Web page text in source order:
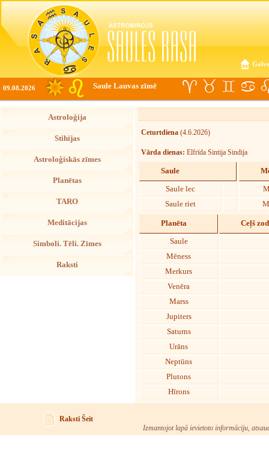
09.08.2026 Saule Lauvas zīmē
Astroloģija
Stihijas
Astroloģiskās zīmes
Planētas
TARO
Meditācijas
Simboli. Tēli. Zīmes
Raksti
Ceturtdiena (4.6.2026)
Vārda dienas: Elfrīda Sintija Sindija
Saule
Saule lec
Saule riet
Planēta Ceļš
Saule
Mēness
Merkurs
Venēra
Marss
Jupiters
Saturns
Urāns
Neptūns
Plutons
Hīrons
Raksti Šeit
Izmantojot lapā ievietoto informāciju,